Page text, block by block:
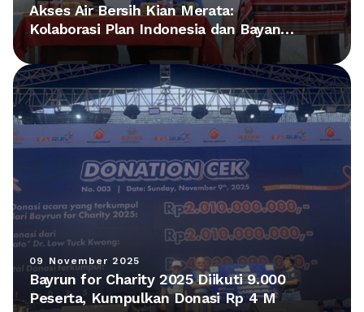
Akses Air Bersih Kian Merata:
Kolaborasi Plan Indonesia dan Bayan
Group Hadirkan Fasilitas Baru di NTT
09 November 2025
Bayrun for Charity 2025 Diikuti 9.000
Peserta, Kumpulkan Donasi Rp 4 M